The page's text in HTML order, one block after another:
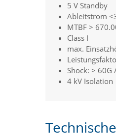
5 V Standby
Ableitstrom
MTBF >
Class I
max.
Shock: > 60G
4 kV Isolation